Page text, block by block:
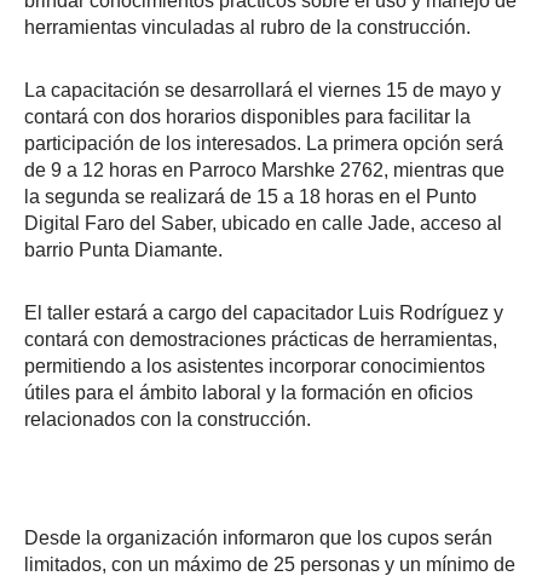
herramientas vinculadas al rubro de la construcción.
La capacitación se desarrollará el viernes 15 de mayo y
contará con dos horarios disponibles para facilitar la
participación de los interesados. La primera opción será
de 9 a 12 horas en Parroco Marshke 2762, mientras que
la segunda se realizará de 15 a 18 horas en el Punto
Digital Faro del Saber, ubicado en calle Jade, acceso al
barrio Punta Diamante.
El taller estará a cargo del capacitador Luis Rodríguez y
contará con demostraciones prácticas de herramientas,
permitiendo a los asistentes incorporar conocimientos
útiles para el ámbito laboral y la formación en oficios
relacionados con la construcción.
Desde la organización informaron que los cupos serán
limitados, con un máximo de 25 personas y un mínimo de